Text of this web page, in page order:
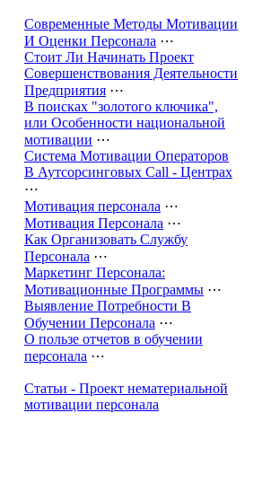
Современные Методы Мотивации
И Оценки Персонала ⋯
Стоит Ли Начинать Проект
Совершенствования Деятельности
Предприятия ⋯
В поисках "золотого ключика",
или Особенности национальной
мотивации ⋯
Система Мотивации Операторов
В Аутсорсинговых Call - Центрах
⋯
Мотивация персонала ⋯
Мотивация Персонала ⋯
Как Организовать Службу
Персонала ⋯
Маркетинг Персонала:
Мотивационные Программы ⋯
Выявление Потребности В
Обучении Персонала ⋯
О пользе отчетов в обучении
персонала ⋯
Статьи - Проект нематериальной
мотивации персонала